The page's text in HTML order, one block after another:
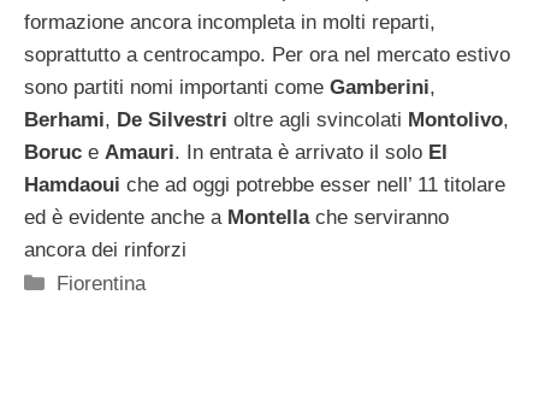
formazione ancora incompleta in molti reparti,
soprattutto a centrocampo. Per ora nel mercato estivo
sono partiti nomi importanti come Gamberini,
Berhami, De Silvestri oltre agli svincolati Montolivo,
Boruc e Amauri. In entrata è arrivato il solo El
Hamdaoui che ad oggi potrebbe esser nell’ 11 titolare
ed è evidente anche a Montellache serviranno
ancora dei rinforzi
Categorie
Fiorentina